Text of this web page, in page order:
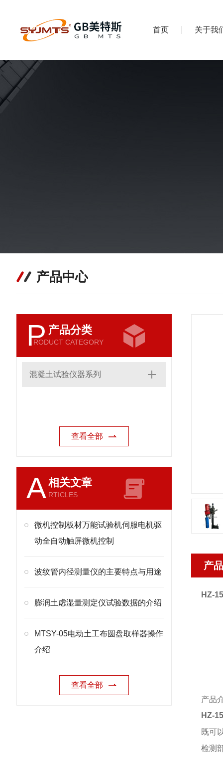
首页 关于我
产品中心
P 产品分类
RODUCT CATEGORY
混凝土试验仪器系列
查看全部
A相关文章
RTICLES
微机控制板材万能试验机伺服电机驱
动全自动触屏微机控制
波纹管内径测量仪的主要特点与用途
膨润土虑湿量测定仪试验数据的介绍
MTSY-05电动土工布圆盘取样器操作
介绍
查看全部
产
HZ-
产品
HZ-
既可
检测